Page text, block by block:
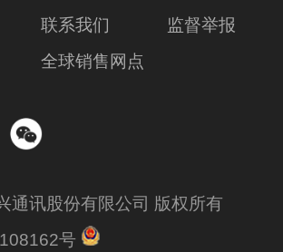
联系我们
监督举报
全球销售网点
通讯股份有限公司 版权所有
号